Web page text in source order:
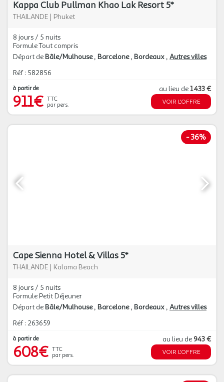
Kappa Club Pullman Khao Lak Resort 5*
THAILANDE | Phuket
8 jours / 5 nuits
Formule Tout compris
Départ de Bâle/Mulhouse Barcelone Bordeaux Autres villes
Réf : 582856
à partir de
911€ TTC
par pers.
au lieu de1 433 €
VOIR L'OFFRE
-36%
Cape Sienna Hotel & Villas 5*
THAILANDE | Kalama Beach
8 jours / 5 nuits
Formule Petit Déjeuner
Départ de Bâle/Mulhouse Barcelone Bordeaux Autres villes
Réf : 263659
à partir de
608€ TTC
par pers.
au lieu de 943 €
VOIR L'OFFRE